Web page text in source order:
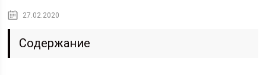
27.02.2020
Содержание